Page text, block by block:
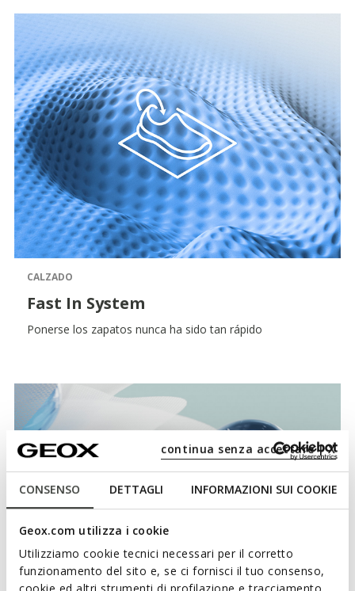
CONSENSO DETTAGLI INFORMAZIONI SUI COOKIE
Geox.com utilizza i cookie
Utilizziamo cookie tecnici necessari per il corretto
funzionamento del sito e, se ci fornisci il tuo consenso,
continua senza accettare | X
CALZADO
Fast In System
Ponerse los zapatos nunca ha sido tan rápido